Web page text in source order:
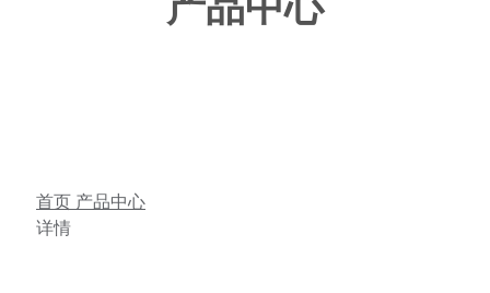
首页 产品中心
详情